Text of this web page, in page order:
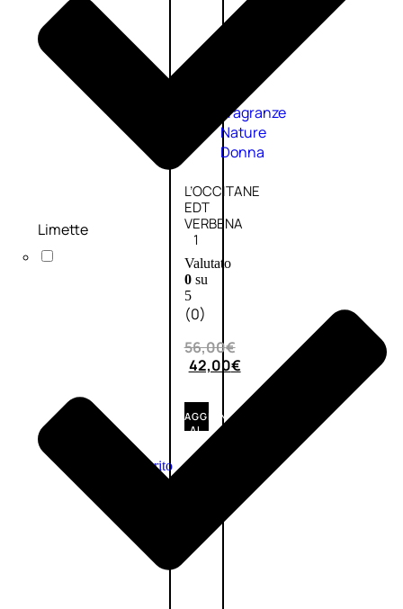
Fragranze
Nature
Donna
L’OCCITANE
EDT
VERBENA
1
Valutato
0su
5
(0)
56,00€
42,00€
AGGIUNGI
AL
CARRELLO
Esaurito
Limette